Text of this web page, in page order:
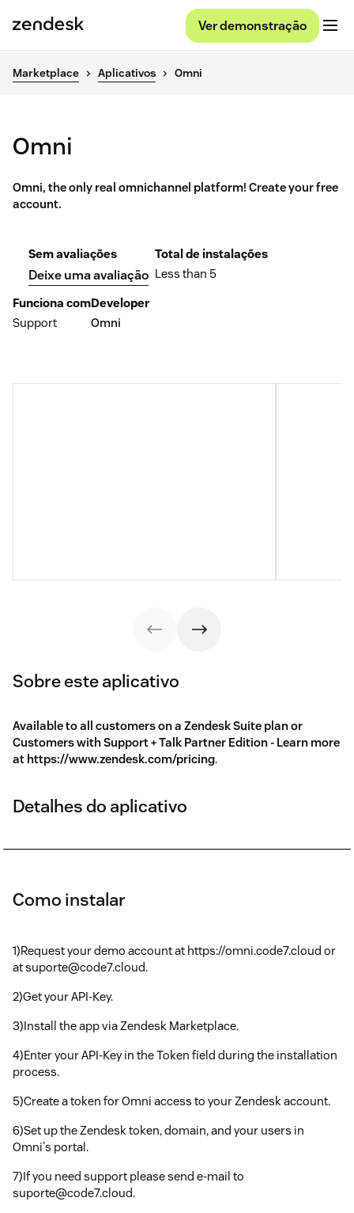
Ver demonstração
Marketplace Aplicativos Omni
Omni
Omni, the only real omnichannel platform! Create your free
account.
Sem avaliações
Deixe uma avaliação
Total de instalações
Less than 5
Funciona com
Support
Developer
Omni
Sobre este aplicativo
Available to all customers on a Zendesk Suite plan or
Customers with Support + Talk Partner Edition - Learn more
at https://www.zendesk.com/pricing.
Detalhes do aplicativo
Como instalar
1)Request your demo account at https://omni.code7.cloud or
at suporte@code7.cloud.
2)Get your API-Key.
3)Install the app via Zendesk Marketplace.
4)Enter your API-Key in the Token field during the installation
process.
5)Create a token for Omni access to your Zendesk account.
6)Set up the Zendesk token, domain, and your users in
Omni's portal.
7)If you need support please send e-mail to
suporte@code7.cloud.